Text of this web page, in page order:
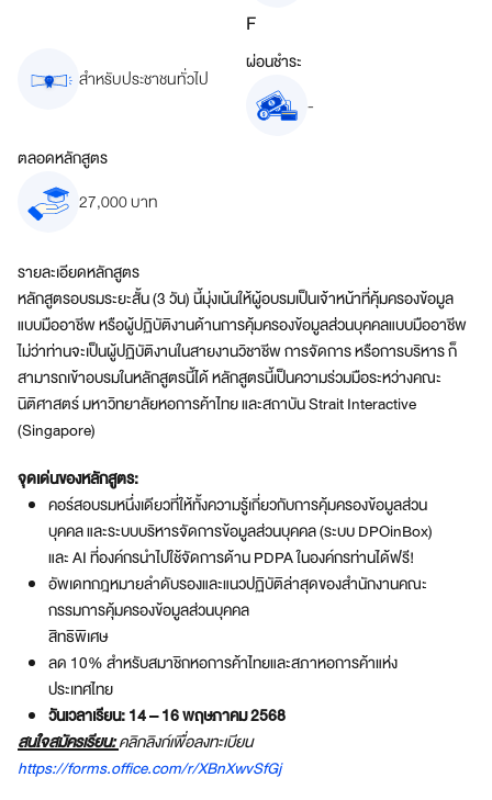
F
สำหรับประชาชนทั่วไป
ผ่อนชำระ
-
ตลอดหลักสูตร
27,000 บาท
รายละเอียดหลักสูตร
หลักสูตรอบรมระยะสั้น (3 วัน) นี้มุ่งเน้นให้ผู้อบรมเป็นเจ้าหน้าที่คุ้มครองข้อมูล
แบบมืออาชีพ หรือผู้ปฏิบัติงานด้านการคุ้มครองข้อมูลส่วนบุคคลแบบมืออาชีพ
ไม่ว่าท่านจะเป็นผู้ปฏิบัติงานในสายงานวิชาชีพ การจัดการ หรือการบริหาร ก็
สามารถเข้าอบรมในหลักสูตรนี้ได้ หลักสูตรนี้เป็นความร่วมมือระหว่างคณะ
นิติศาสตร์ มหาวิทยาลัยหอการค้าไทย และสถาบัน Strait Interactive
(Singapore)
จุดเด่นของหลักสูตร:
คอร์สอบรมหนึ่งเดียวที่ให้ทั้งความรู้เกี่ยวกับการคุ้มครองข้อมูลส่วน
บุคคล และระบบบริหารจัดการข้อมูลส่วนบุคคล (ระบบ DPOinBox)
และ AI ที่องค์กรนำไปใช้จัดการด้าน PDPA ในองค์กรท่านได้ฟรี!
อัพเดทกฎหมายลำดับรองและแนวปฏิบัติล่าสุดของสำนักงานคณะ
กรรมการคุ้มครองข้อมูลส่วนบุคคล
สิทธิพิเศษ
ลด 10% สำหรับสมาชิกหอการค้าไทยและสภาหอการค้าแห่ง
ประเทศไทย
วันเวลาเรียน: 14 – 16 พฤษภาคม 2568
สนใจสมัครเรียน:คลิกลิงก์เพื่อลงทะเบียน
https://forms.office.com/r/XBnXwvSfGj